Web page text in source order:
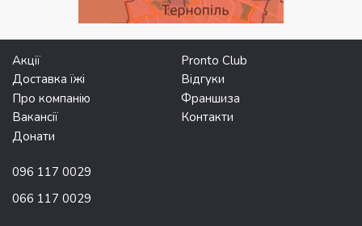
Акції
Pronto Club
Доставка їжі
Відгуки
Про компанію
Франшиза
Вакансії
Контакти
Донати
096 117 0029
066 117 0029